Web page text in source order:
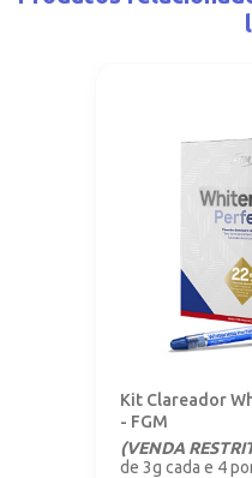
Kit Clareador
- FGM
(VENDA
de 3g cada e 4